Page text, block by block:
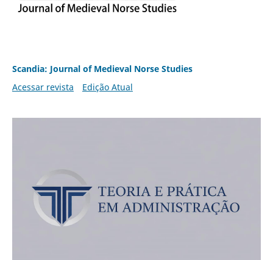
Scandia: Journal of Medieval Norse Studies
Acessar revista
Edição Atual